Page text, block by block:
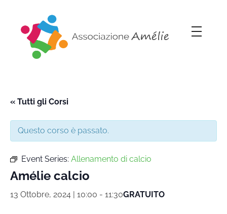
« Tutti gli Corsi
Questo corso è passato.
Event Series: Allenamento di calcio
Amélie calcio
13 Ottobre, 2024 | 10:00 - 11:30GRATUITO